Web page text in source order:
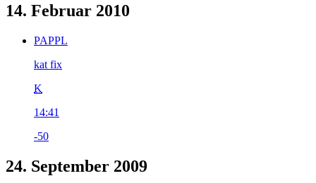
14. Februar 2010
PAPPL
kat fix
K
14:41
-50
24. September 2009